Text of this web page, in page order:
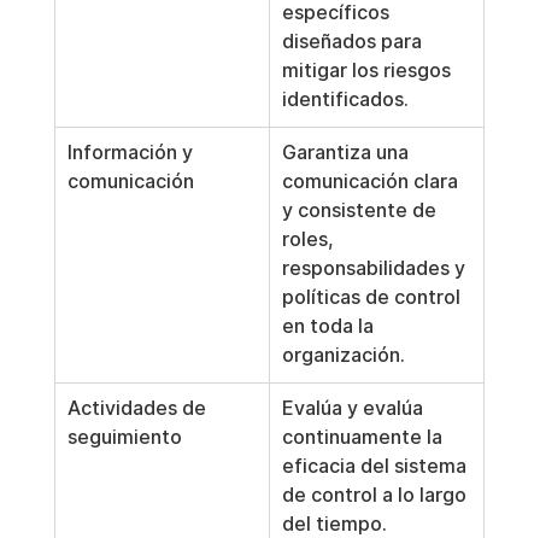
específicos
diseñados para
mitigar los riesgos
identificados.
Información y
comunicación
Garantiza una
comunicación clara
y consistente de
roles,
responsabilidades y
políticas de control
en toda la
organización.
Actividades de
seguimiento
Evalúa y evalúa
continuamente la
eficacia del sistema
de control a lo largo
del tiempo.